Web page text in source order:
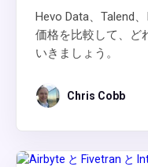
Hevo Data、Talend
価格を比較して、ど
いきましょう。
Chris Cobb